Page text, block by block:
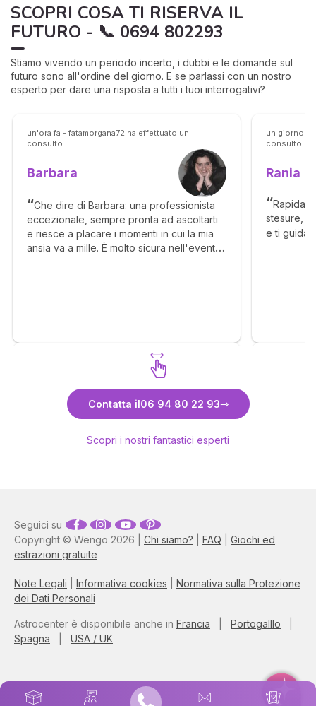
SCOPRI COSA TI RISERVA IL
FUTURO - 📞 0694 802293
Stiamo vivendo un periodo incerto, i dubbi e le domande sul
futuro sono all'ordine del giorno. E se parlassi con un nostro
esperto per dare una risposta a tutti i tuoi interrogativi?
un'ora fa - fatamorgana72 ha effettuato un
consulto
Barbara
Che dire di Barbara: una professionista
eccezionale, sempre pronta ad ascoltarti
e riesce a placare i momenti in cui la mia
ansia va a mille. È molto sicura nell'evento
un giorno
consulto
Rania
Rapida,
stesure,
e ti guida
Contatta il06 94 80 22 93
Scopri i nostri fantastici esperti
Copyright © Wengo 2026 | Chi siamo? FAQ
Giochi ed
estrazioni gratuite
Note Legali Informativa cookies
Normativa sulla Protezione
dei Dati Personali
Seguici su
Astrocenter è disponibile anche in Francia Portogalllo
Spagna
USA / UK